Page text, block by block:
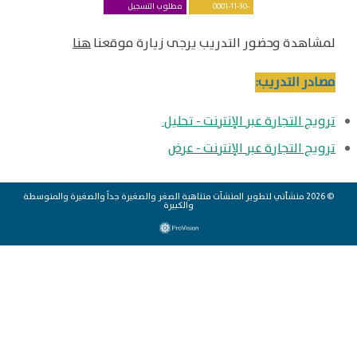
-0001-11-30
مطلوب التسجيل
لمشاهدة وحضور التدريب يرجى زيارة موقعناهنا
مصادر التدريب:
ترويج التجارة عبر الإنترنت - تحليل
ترويج التجارة عبر الإنترنت - عرض
© 2026 منشأتي لتطوير المنشآت متناهية الصغر والصغيرة جداً والصغيرة والمتوسطة
والكبيرة